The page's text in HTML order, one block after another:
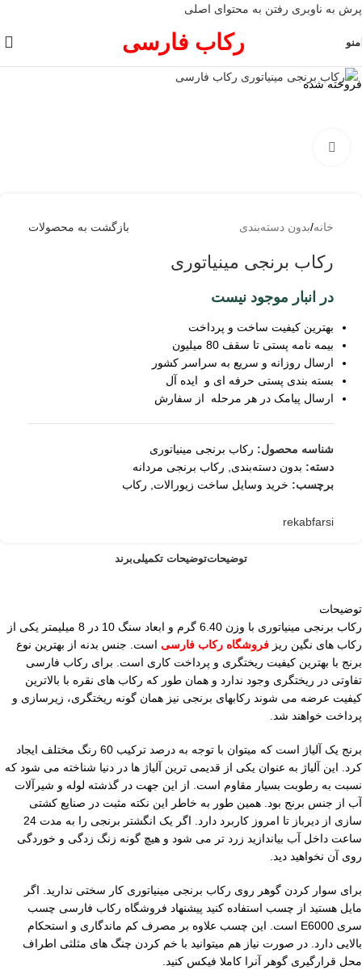
پرش به ناوبری رفتن به محتوای اصلی
منو رکاب فارسی
فروخته شده
خانه/بدون دسته‌بندی بازگشت به محصولات
رکاب برنجی مینیاتوری
در انبار موجود نیست
بهترین کیفیت ساخت و پرداخت
بیمه نامه پستی تا سقف 80 میلیون
ارسال روزانه و سریع به سراسر کشور
بسته بندی پستی حرفه ای و ایده آل
ارسال پیامک در هر مرحله از سفارش
شناسه محصول: رکاب برنجی مینیاتوری
دسته: بدون دسته‌بندی
رکاب برنجی مردانه
برچسب: خرید وسایل ساخت زیورالات رکاب
rekabfarsi
توضیحاتتوضیحات تکمیلیبرند
توضیحات
رکاب برنجی مینیاتوری با وزن 6.40 گرم و ابعاد سنگ 10 در 8 میلیمتر یکی از
رکاب های نگین ریز فروشگاه رکاب فارسی است. جنس بدنه از بهترین نوع
برنج با بهترین کیفیت ریختگری و پرداخت کاری است. برای رکاب فارسی
تفاوتی در ریختگری وجود ندارد و همان طور که رکاب های نقره با بالاترین
کیفیت عرضه می شوند رکابهای برنجی نیز همان گونه ریختگری، زیرسازی و
پرداخت خواهند شد.
برنج یک آلیاژ است که میتوان با توجه به درصد ترکیب 60 رنگ مختلف ایجاد
کرد. این آلیاژ به عنوان یکی از قدیمی ترین آلیاژ ها در دنیا شناخته می شود که
نسبت به رطوبت بسیار مقاوم است. از این جهت در گذشته لوله و شیرآلات
آب از جنس برنج بود. همین طور به خاطر این نکته مثبت در صنایع کشتی
سازی از دیرباز تا امروز کاربرد دارد. اگر یک انگشتر برنجی را به مدت 24
ساعت داخل آب بیاندازید زرد تر می شود و هیچ گونه زنگ زدگی و خوردگی
روی آن نخواهید دید.
برای سوار کردن گوهر روی رکاب برنجی مینیاتوری کار سختی ندارید. اگر
مایل هستید از چسب استفاده کنید پیشنهاد فروشگاه رکاب فارسی چسب
سری E6000 است. این چسب علاوه بر مصرف کم ماندگاری و استحکام
بالایی دارد. در صورت نیاز هم میتوانید با خم کردن چنگ های مثلثی اطراف
محل قرارگیری گوهر آنرا کاملا فیکس کنید.